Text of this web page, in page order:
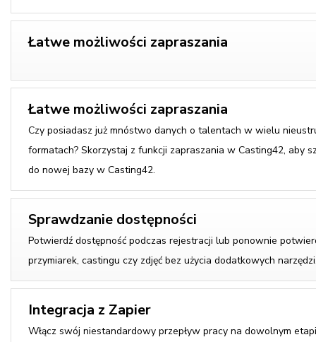
Łatwe możliwości zapraszania
Łatwe możliwości zapraszania
Czy posiadasz już mnóstwo danych o talentach w wielu
formatach? Skorzystaj z funkcji zapraszania w Casting42, aby
do nowej bazy w Casting42.
Sprawdzanie dostępności
Potwierdź dostępność podczas rejestracji lub ponownie
przymiarek, castingu czy zdjęć bez użycia dodatkowych
Integracja z Zapier
Włącz swój niestandardowy przepływ pracy na dowolnym